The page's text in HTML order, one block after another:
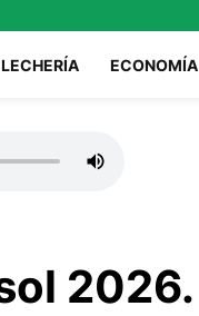
LECHERÍA ECONOMÍA
2026.